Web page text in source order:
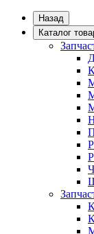
Назад
Каталог